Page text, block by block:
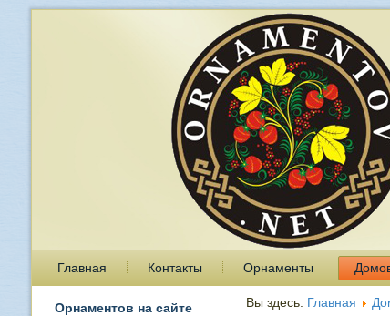
Главная Контакты Орнаменты
Орнаментов на сайте Вы здесь: Главная